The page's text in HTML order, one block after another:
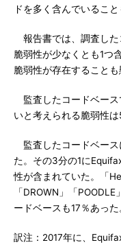
ドを多く含んでいるこ
報告書では、調査した
脆弱性が少なくとも1つ
脆弱性が存在することも
監査したコードベース
いと考えられる脆弱性は
監査したコードベー
た。その3分の1に
性が含まれていた。「
「DROWN」「
ードベースも17％あった
訳注：2017年に、